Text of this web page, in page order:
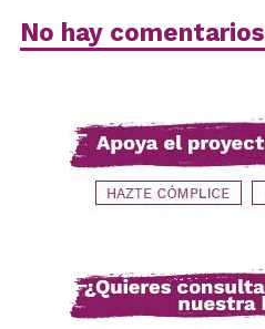
No hay comentarios